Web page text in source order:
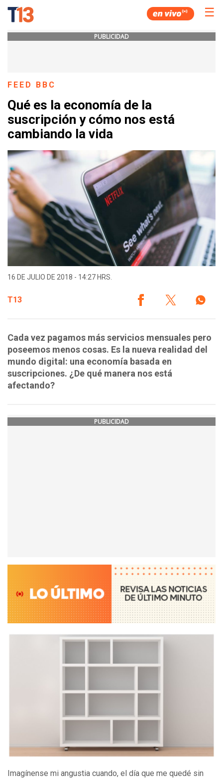
☰
PUBLICIDAD
FEED BBC
Qué es la economía de la
suscripción y cómo nos está
cambiando la vida
16 DE JULIO DE 2018 - 14:27 HRS.
T13
Cada vez pagamos más servicios mensuales pero
poseemos menos cosas. Es la nueva realidad del
mundo digital: una economía basada en
suscripciones. ¿De qué manera nos está
afectando?
PUBLICIDAD
Imagínense mi angustia cuando, el día que me quedé sin